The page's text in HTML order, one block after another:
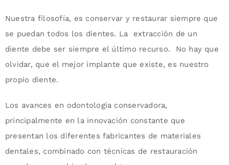
Nuestra filosofía, es conservar y restaurar siempre que
se puedan todos los dientes. La extracción de un
diente debe ser siempre el último recurso. No hay que
olvidar, que el mejor implante que existe, es nuestro
propio diente.
Los avances en odontología conservadora,
principalmente en la innovación constante que
presentan los diferentes fabricantes de materiales
dentales, combinado con técnicas de restauración